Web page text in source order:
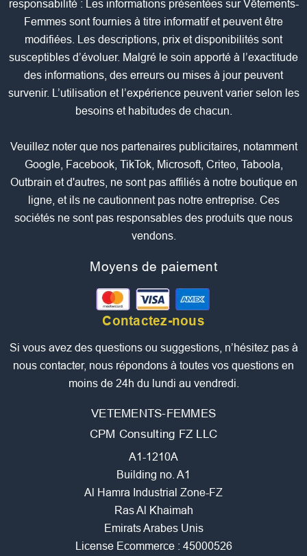
responsabilité : Les informations présentées sur Vêtements-
Femmes sont fournies à titre informatif et peuvent être
modifiées. Les descriptions, prix et disponibilités sont
susceptibles d’évoluer. Malgré le soin apporté à l’exactitude
des informations, des erreurs ou mises à jour peuvent
survenir. L’utilisation et l’expérience peuvent varier selon les
besoins et habitudes de chacun.
Veuillez noter que nos partenaires publicitaires, notamment
Google, Facebook, TikTok, Microsoft, Criteo, Taboola,
Outbrain et d'autres, ne sont pas affiliés à notre boutique en
ligne, et ils ne cautionnent pas notre entreprise. Ces
sociétés ne sont pas responsables des produits que nous
vendons.
Moyens de paiement
Contactez-nous
Si vous avez des questions ou suggestions, n’hésitez pas à
nous contacter, nous répondons à toutes vos questions en
moins de 24h du lundi au vendredi.
VETEMENTS-FEMMES
CPM Consulting FZ LLC
A1-1210A
Building no. A1
Al Hamra Industrial Zone-FZ
Ras Al Khaimah
Emirats Arabes Unis
License Ecommerce : 45000526